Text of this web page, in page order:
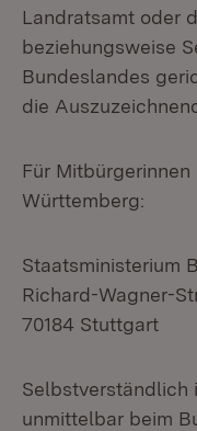
Landratsamt oder
beziehungsweise
Bundeslandes
die
Für
Württemberg:
Staatsministerium
Richard-Wagner-
70184 Stuttgart
Selbstverständlich
unmittelbar beim